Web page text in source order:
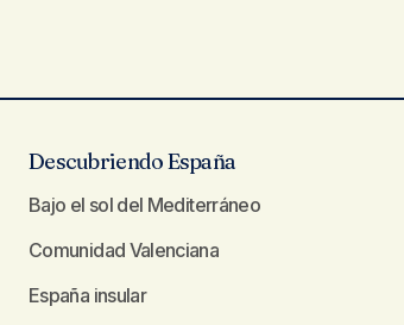
Descubriendo España
Bajo el sol del Mediterráneo
Comunidad Valenciana
España insular